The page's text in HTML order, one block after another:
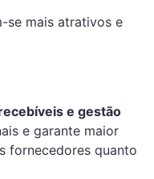
se mais atrativos e
e gestão
e garante maior
fornecedores quanto